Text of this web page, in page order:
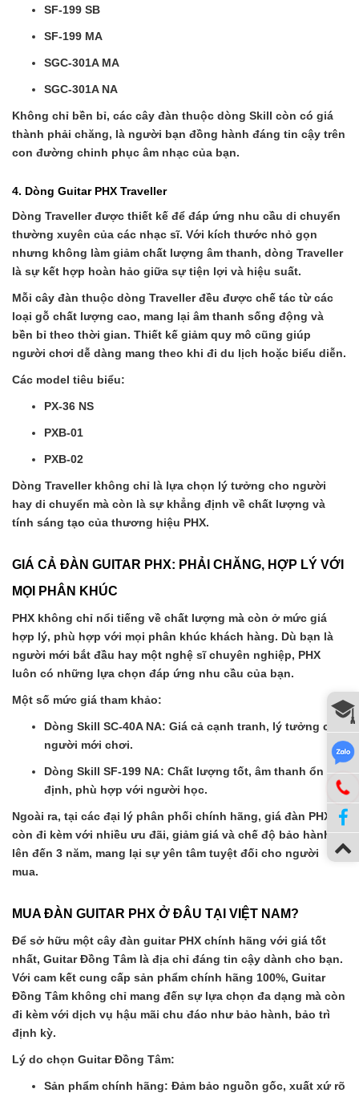
SF-199 SB
SF-199 MA
SGC-301A MA
SGC-301A NA
Không chỉ bền bỉ, các cây đàn thuộc dòng Skill còn có giá
thành phải chăng, là người bạn đồng hành đáng tin cậy trên
con đường chinh phục âm nhạc của bạn.
4. Dòng Guitar PHX Traveller
Dòng Traveller được thiết kế để đáp ứng nhu cầu di chuyển
thường xuyên của các nhạc sĩ. Với kích thước nhỏ gọn
nhưng không làm giảm chất lượng âm thanh, dòng Traveller
là sự kết hợp hoàn hảo giữa sự tiện lợi và hiệu suất.
Mỗi cây đàn thuộc dòng Traveller đều được chế tác từ các
loại gỗ chất lượng cao, mang lại âm thanh sống động và
bền bỉ theo thời gian. Thiết kế giảm quy mô cũng giúp
người chơi dễ dàng mang theo khi đi du lịch hoặc biểu diễn.
Các model tiêu biểu:
PX-36 NS
PXB-01
PXB-02
Dòng Traveller không chỉ là lựa chọn lý tưởng cho người
hay di chuyển mà còn là sự khẳng định về chất lượng và
tính sáng tạo của thương hiệu PHX.
GIÁ CẢ ĐÀN GUITAR PHX: PHẢI CHĂNG, HỢP LÝ VỚI
MỌI PHÂN KHÚC
PHX không chỉ nổi tiếng về chất lượng mà còn ở mức giá
hợp lý, phù hợp với mọi phân khúc khách hàng. Dù bạn là
người mới bắt đầu hay một nghệ sĩ chuyên nghiệp, PHX
luôn có những lựa chọn đáp ứng nhu cầu của bạn.
Một số mức giá tham khảo:
Dòng Skill SC-40A NA: Giá cả cạnh tranh, lý tưởng cho
người mới chơi.
Dòng Skill SF-199 NA: Chất lượng tốt, âm thanh ổn
định, phù hợp với người học.
Ngoài ra, tại các đại lý phân phối chính hãng, giá đàn PHX
còn đi kèm với nhiều ưu đãi, giảm giá và chế độ bảo hành
lên đến 3 năm, mang lại sự yên tâm tuyệt đối cho người
mua.
MUA ĐÀN GUITAR PHX Ở ĐÂU TẠI VIỆT NAM?
Để sở hữu một cây đàn guitar PHX chính hãng với giá tốt
nhất, Guitar Đồng Tâm là địa chỉ đáng tin cậy dành cho bạn.
Với cam kết cung cấp sản phẩm chính hãng 100%, Guitar
Đồng Tâm không chỉ mang đến sự lựa chọn đa dạng mà còn
đi kèm với dịch vụ hậu mãi chu đáo như bảo hành, bảo trì
định kỳ.
Lý do chọn Guitar Đồng Tâm:
Sản phẩm chính hãng: Đảm bảo nguồn gốc, xuất xứ rõ